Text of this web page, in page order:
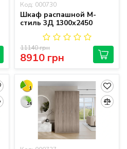
Код: 000730
Шкаф распашной М-
стиль 3Д 1300х2450
8910 грн
11140 грн
1
24